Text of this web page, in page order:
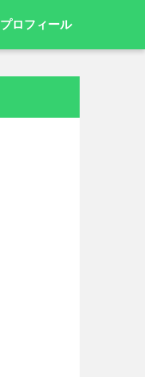
プロフィール